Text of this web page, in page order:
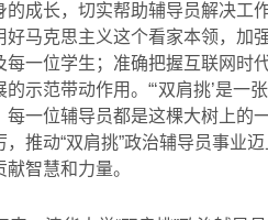
的成长，切实帮助辅导员解决工
好马克思主义这个看家本领，加
每一位学生；准确把握互联网时
的示范带动作用。“‘双肩挑’是一
每一位辅导员都是这棵大树上的
，推动“双肩挑”政治辅导员事业
献智慧和力量。